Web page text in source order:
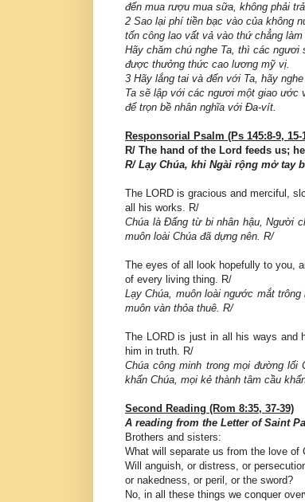
đến mua rượu mua sữa, không phải
2 Sao lại phí tiền bạc vào của không
tốn công lao vất vả vào thứ chẳng
Hãy chăm chú nghe Ta, thì các ngươi
được thưởng thức cao lương mỹ vị.
3 Hãy lắng tai và đến với Ta, hãy
Ta sẽ lập với các ngươi một giao ước
để trọn bề nhân nghĩa với Đa-vít.
Responsorial Psalm (Ps 145:8-9, 15-
R/ The hand of the Lord feeds us;
R/ Lạy Chúa, khi Ngài rộng mở tay
The LORD is gracious and merciful,
all his works. R/
Chúa là Đấng từ bi nhân hậu, Người
muôn loài Chúa đã dựng nên. R/
The eyes of all look hopefully to you,
of every living thing. R/
Lạy Chúa, muôn loài ngước mắt
muôn vàn thỏa thuê. R/
The LORD is just in all his ways and
him in truth. R/
Chúa công minh trong mọi đường
khẩn Chúa, mọi kẻ thành tâm cầu
Second Reading (Rom 8:35, 37-39)
A reading from the Letter of Saint
Brothers and sisters:
What will separate us from the love of
Will anguish, or distress, or
or nakedness, or peril, or the sword?
No, in all these things we conquer